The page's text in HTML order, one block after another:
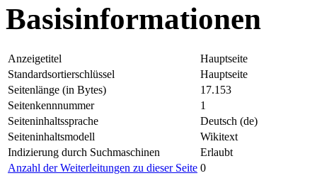
Basisinformationen
Anzeigetitel
Hauptseite
Standardsortierschlüssel
Hauptseite
Seitenlänge (in Bytes)
17.153
Seitenkennnummer
1
Seiteninhaltssprache
Deutsch (de)
Seiteninhaltsmodell
Wikitext
Indizierung durch Suchmaschinen
Erlaubt
Anzahl der Weiterleitungen zu dieser Seite 0